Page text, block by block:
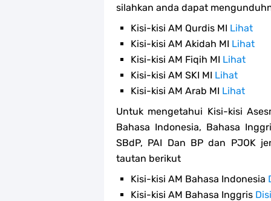
silahkan anda dapat
Kisi-kisi AM Qurdis MI Lihat
Kisi-kisi AM Akidah MI Lihat
Kisi-kisi AM Fiqih MI Lihat
Kisi-kisi AM SKI MI Lihat
Kisi-kisi AM Arab MI Lihat
Untuk mengetahui Kisi-kisi
Bahasa Indonesia, Bahasa
SBdP, PAI Dan BP dan PJOK
tautan berikut
Kisi-kisi AM Bahasa Indonesia
Kisi-kisi AM Bahasa Inggris